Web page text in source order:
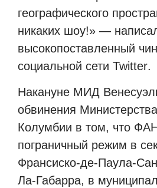
географического
никаких шоу!» —
высокопоставленный
социальной сети Twitter.
Накануне МИД
обвинения
Колумбии в том, что
пограничный режим в
Франсиско-де-Паула-
Ла-Габарра, в